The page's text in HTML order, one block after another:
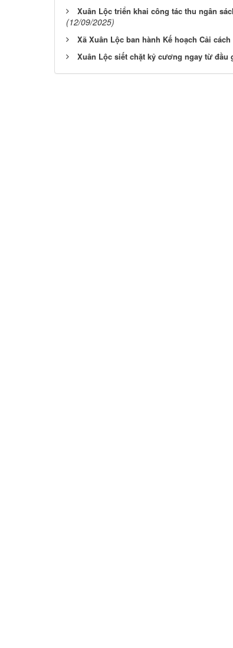
Xuân Lộc triển khai công tác thu ngân
(12/09/2025)
Xã Xuân Lộc ban hành Kế hoạch Cải
Xuân Lộc siết chặt kỷ cương ngay từ đầu